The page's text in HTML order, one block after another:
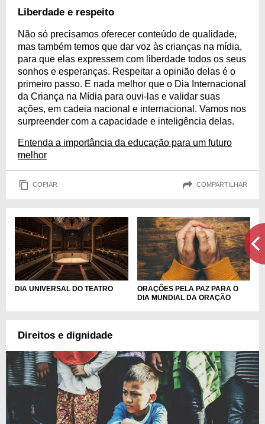
Liberdade e respeito
Não só precisamos oferecer conteúdo de qualidade,
mas também temos que dar voz às crianças na mídia,
para que elas expressem com liberdade todos os seus
sonhos e esperanças. Respeitar a opinião delas é o
primeiro passo. E nada melhor que o Dia Internacional
da Criança na Mídia para ouvi-las e validar suas
ações, em cadeia nacional e internacional. Vamos nos
surpreender com a capacidade e inteligência delas.
Entenda a importância da educação para um futuro
melhor
COPIAR COMPARTILHAR
DIA UNIVERSAL DO TEATRO
ORAÇÕES PELA PAZ PARA O
DIA MUNDIAL DA ORAÇÃO
Direitos e dignidade